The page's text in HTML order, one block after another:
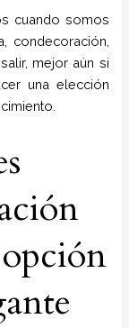
cuando somos
condecoración,
mejor aún si
una elección